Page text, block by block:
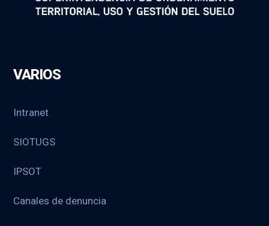
VARIOS
Intranet
SIOTUGS
IPSOT
Canales de denuncia